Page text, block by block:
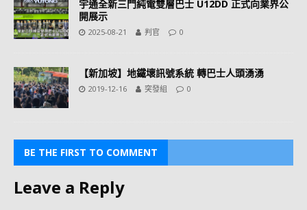
宇通全新三門純電雙層巴士 U12DD 正式向業界公
開展示
2025-08-21 判官 0
【新加坡】地鐵壞訊號系統 轉巴士人頭湧湧
2019-12-16 突發組 0
BE THE FIRST TO COMMENT
Leave a Reply